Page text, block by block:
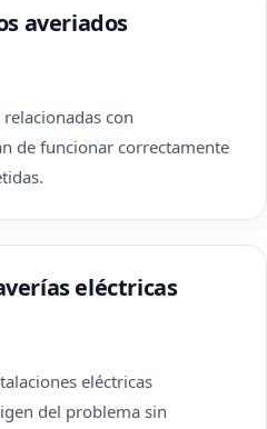
averiados
con
de funcionar correctamente
eléctricas
eléctricas
del problema sin